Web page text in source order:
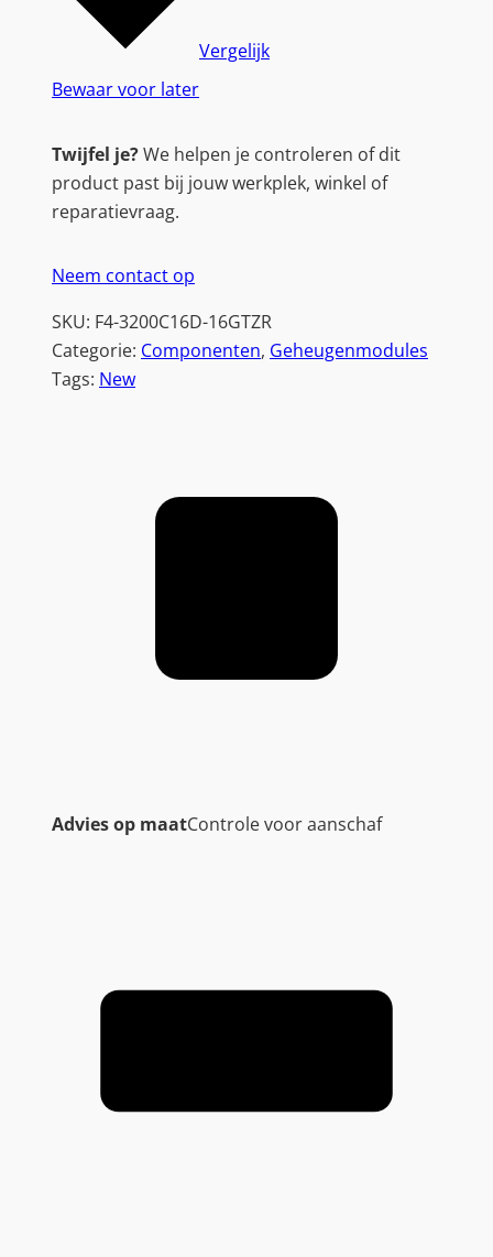
Bewaar voor later
Vergelijk
Twijfel je?We helpen je controleren of dit
product past bij jouw werkplek, winkel of
reparatievraag.
Neem contact op
SKU: F4-3200C16D-16GTZR
Categorie: Componenten, Geheugenmodules
Tags: New
Advies op maatControle voor aanschaf